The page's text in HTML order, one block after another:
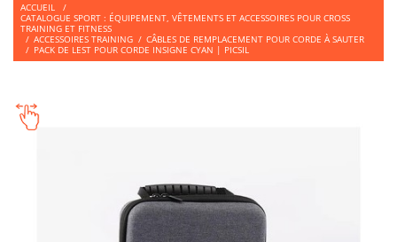
ACCUEIL
/
CATALOGUE SPORT : ÉQUIPEMENT, VÊTEMENTS ET ACCESSOIRES POUR CROSS
TRAINING ET FITNESS
/ ACCESSOIRES TRAINING / CÂBLES DE REMPLACEMENT POUR CORDE À SAUTER
/ PACK DE LEST POUR CORDE INSIGNE CYAN | PICSIL